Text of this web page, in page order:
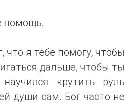
помощь.
что я тебе помогу, чтобы
дальше, чтобы ты
крутить руль
души сам. Бог часто не